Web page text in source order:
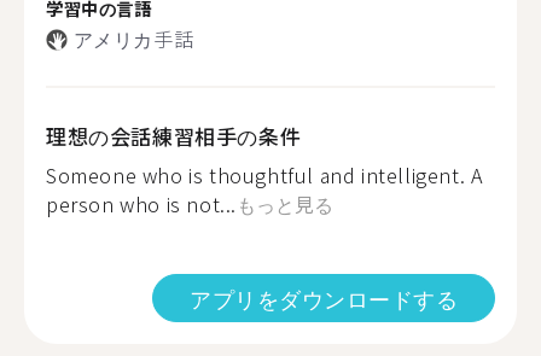
学習中の言語
アメリカ手話
理想の会話練習相手の条件
Someone who is thoughtful and intelligent. A
person who is not... もっと見る
アプリをダウンロードする